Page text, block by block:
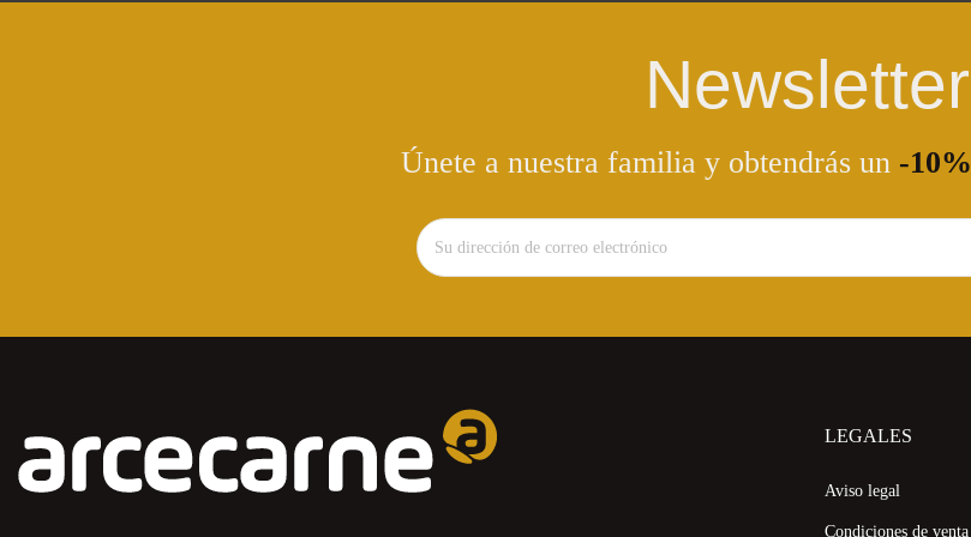
Newsletter
Únete a nuestra familia y obtendrás un -10%
LEGALES
Aviso legal
Condiciones de venta